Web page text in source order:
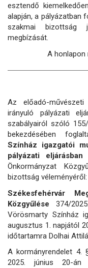
esztendő
alapján, a pályázatban
szakmai bizottság
megbízását.
A honlapon
Az előadó-
irányuló pályázati
szabályairól szóló
bekezdésében
Színház igazgatói
pályázati eljárásban
Önkormányzat
bizottság véleményéről:
Székesfehérvár
Közgyűlése 374/
Vörösmarty Színház
augusztus 1. napjától
időtartamra Dolhai
A kormányrendelet 4.
2025. június 20-